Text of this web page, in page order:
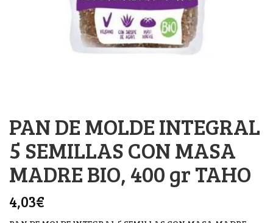
PAN DE MOLDE INTEGRAL
5 SEMILLAS CON MASA
MADRE BIO, 400 gr TAHO
4,03€